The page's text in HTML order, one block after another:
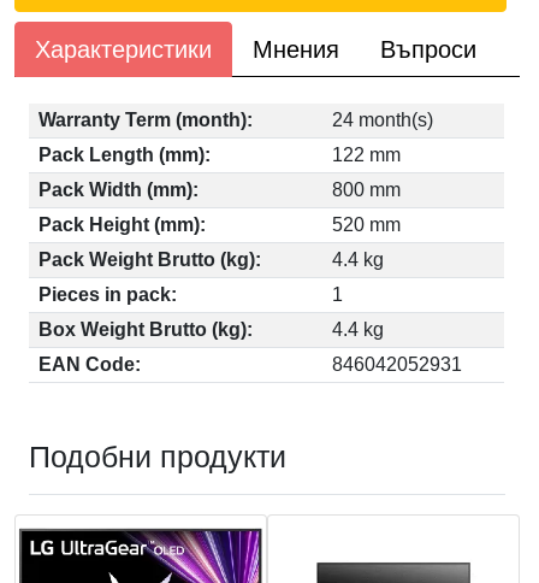
Характеристики Мнения Въпроси
Warranty Term (month):
24 month(s)
Pack Length (mm):
122 mm
Pack Width (mm):
800 mm
Pack Height (mm):
520 mm
Pack Weight Brutto (kg):
4.4 kg
Pieces in pack:
1
Box Weight Brutto (kg):
4.4 kg
EAN Code:
846042052931
Подобни продукти